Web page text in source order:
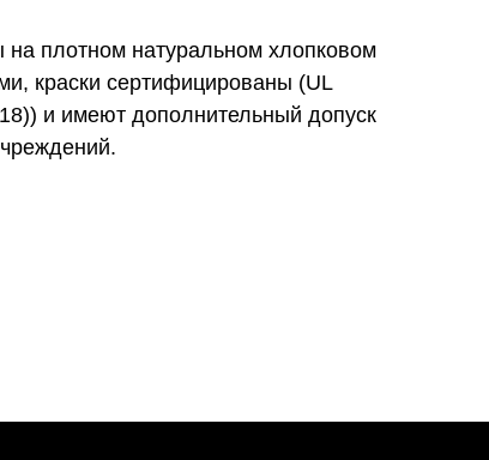
на плотном натуральном хлопковом
краски сертифицированы (UL
и имеют дополнительный допуск